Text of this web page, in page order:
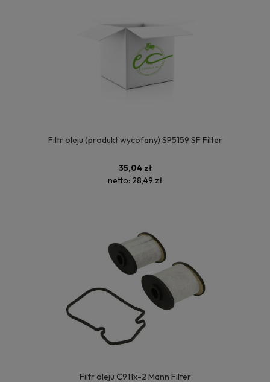
Filtr oleju (produkt wycofany) SP5159 SF Filter
35,04 zł
netto: 28,49 zł
Filtr oleju C911x-2 Mann Filter